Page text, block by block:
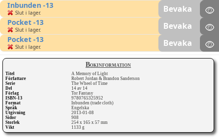
Bokinformation
Titel
A Memory of Light
Författare
Robert Jordan & Brandon Sanderson
Serie
The Wheel of Time
Del
14 av 14
Förlag
Tor Fantasy
ISBN-13
9780765325952
Format
Inbunden (trade cloth)
Språk
Engelska
Utgivning
2013-01-08
Sidor
908
Storlek
254 x 165 x 57 mm
Vikt
1133 g
Inbunden -13
Slut i lager. Bevaka
Pocket -13
Slut i lager. Bevaka
Pocket -13
Slut i lager. Bevaka